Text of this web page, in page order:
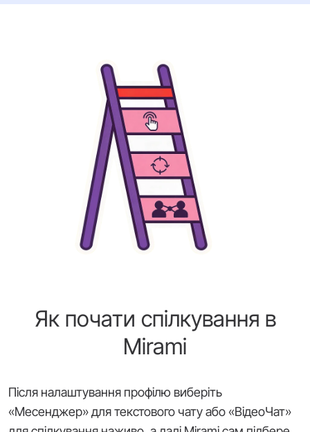
Як почати спілкування в
Mirami
Після налаштування профілю виберіть
«Месенджер» для текстового чату або «ВідеоЧат»